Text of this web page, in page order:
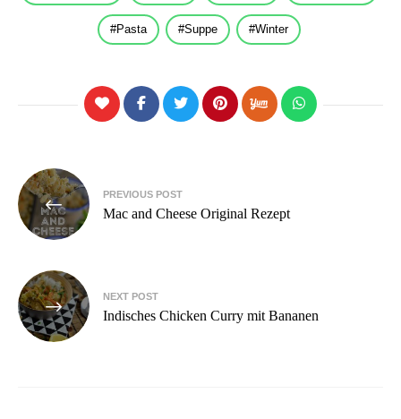
Pasta Suppe Winter
Beitragsnavigation
PREVIOUS POST
Mac and Cheese Original Rezept
NEXT POST
Indisches Chicken Curry mit Bananen